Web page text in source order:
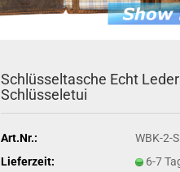
Schlüsseltasche Echt
Schlüsseletui
Art.Nr.:
WBK-2-S
Lieferzeit:
6-7